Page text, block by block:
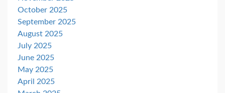
October 2025
September 2025
August 2025
July 2025
June 2025
May 2025
April 2025